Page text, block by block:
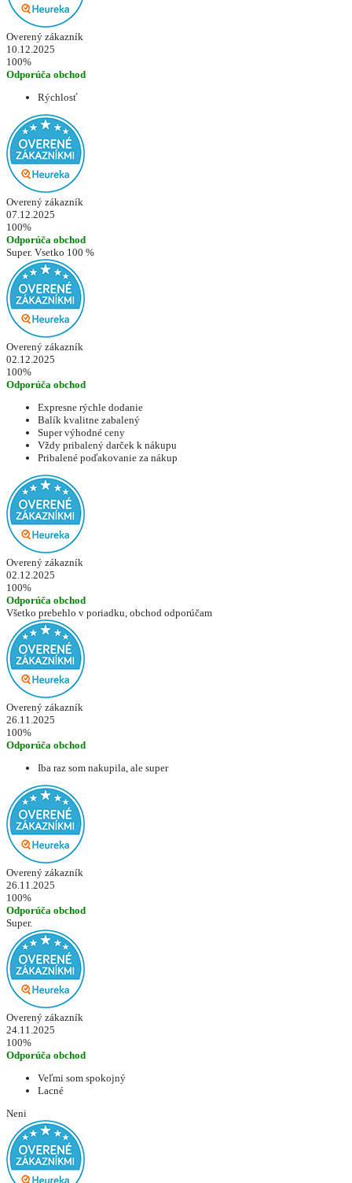
Overený zákazník
10.12.2025
100%
Odporúča obchod
Rýchlosť
Overený zákazník
07.12.2025
100%
Odporúča obchod
Super. Vsetko 100 %
Overený zákazník
02.12.2025
100%
Odporúča obchod
Expresne rýchle dodanie
Balík kvalitne zabalený
Super výhodné ceny
Vždy pribalený darček k nákupu
Pribalené poďakovanie za nákup
Overený zákazník
02.12.2025
100%
Odporúča obchod
Všetko prebehlo v poriadku, obchod odporúčam
Overený zákazník
26.11.2025
100%
Odporúča obchod
Iba raz som nakupila, ale super
Overený zákazník
26.11.2025
100%
Odporúča obchod
Super.
Overený zákazník
24.11.2025
100%
Odporúča obchod
Veľmi som spokojný
Lacné
Neni